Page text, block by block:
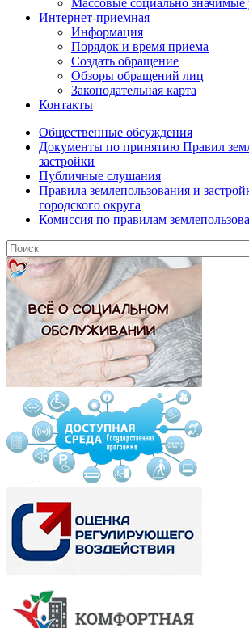
Массовые социально значимые
Интернет-приемная
Информация
Порядок и время приема
Создать обращение
Обзоры обращений лиц
Законодательная карта
Контакты
Общественные обсуждения
Документы по принятию Правил
застройки
Публичные слушания
Правила землепользования и
городского округа
Комиссия по правилам